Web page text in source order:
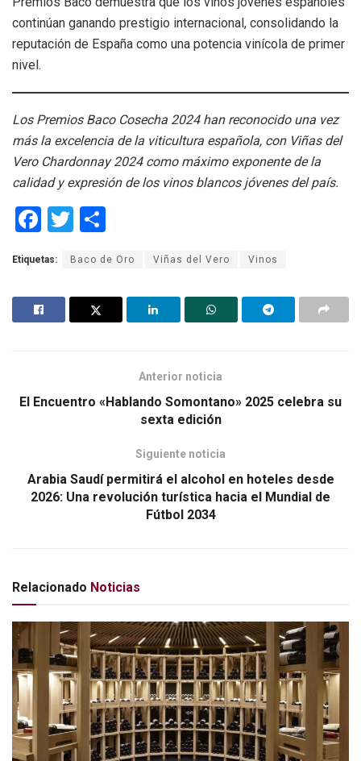
continúan ganando prestigio internacional, consolidando la
reputación de España como una potencia vinícola de primer
nivel.
Los Premios Baco Cosecha 2024 han reconocido una vez
más la excelencia de la viticultura española, con Viñas del
Vero Chardonnay 2024 como máximo exponente de la
calidad y expresión de los vinos blancos jóvenes del país.
F
ce
b
o
T
tt
er
m
p
ar
Etiquetas: Baco de Oro Viñas del Vero Vinos
Anterior noticia
El Encuentro «Hablando Somontano» 2025 celebra su
sexta edición
Siguiente noticia
Arabia Saudí permitirá el alcohol en hoteles desde
2026: Una revolución turística hacia el Mundial de
Fútbol 2034
Relacionado Noticias